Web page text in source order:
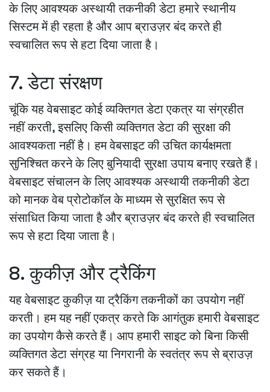
के लिए आवश्यक अस्थायी तकनीकी डेटा हमारे स्थानीय
सिस्टम में ही रहता है और आप ब्राउज़र बंद करते ही
स्वचालित रूप से हटा दिया जाता है।
7. डेटा संरक्षण
चूंकि यह वेबसाइट कोई व्यक्तिगत डेटा एकत्र या संग्रहीत
नहीं करती, इसलिए किसी व्यक्तिगत डेटा की सुरक्षा की
आवश्यकता नहीं है। हम वेबसाइट की उचित कार्यक्षमता
सुनिश्चित करने के लिए बुनियादी सुरक्षा उपाय बनाए रखते हैं।
वेबसाइट संचालन के लिए आवश्यक अस्थायी तकनीकी डेटा
को मानक वेब प्रोटोकॉल के माध्यम से सुरक्षित रूप से
संसाधित किया जाता है और ब्राउज़र बंद करते ही स्वचालित
रूप से हटा दिया जाता है।
8. कुकीज़ और ट्रैकिंग
यह वेबसाइट कुकीज़ या ट्रैकिंग तकनीकों का उपयोग नहीं
करती। हम यह नहीं एकत्र करते कि आगंतुक हमारी वेबसाइट
का उपयोग कैसे करते हैं। आप हमारी साइट को बिना किसी
व्यक्तिगत डेटा संग्रह या निगरानी के स्वतंत्र रूप से ब्राउज़
कर सकते हैं।